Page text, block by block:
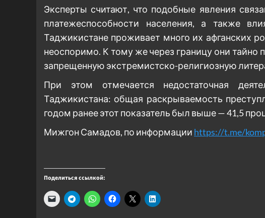
Эксперты считают, что подобные явления
платежеспособности населения, а также
Таджикистане проживает много их афганских
неоспоримо. К тому же через границу они тайно
запрещенную экстремистско-религиозную
При этом отмечается недостаточная
Таджикистана: общая раскрываемость
годом ранее этот показатель был выше — 41,5
Мижгон Самадов, по информации https://t.me/
Поделиться ссылкой: